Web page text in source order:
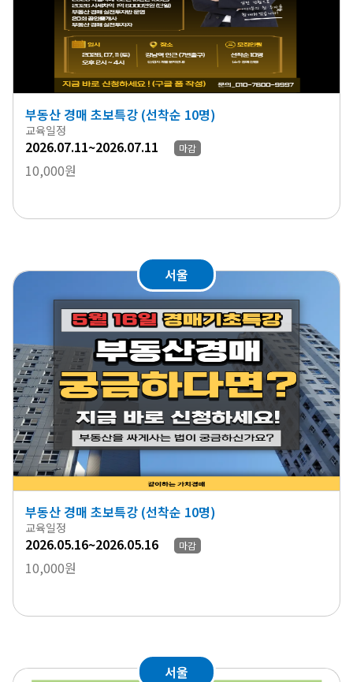
부동산 경매 초보특강 (선착순 10명)
교육일정
2026.07.11~2026.07.11 마감
10,000원
서울
부동산 경매 초보특강 (선착순 10명)
교육일정
2026.05.16~2026.05.16 마감
10,000원
서울